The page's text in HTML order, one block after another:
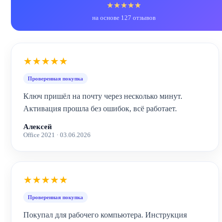
★★★★★
на основе 127 отзывов
★★★★★
Проверенная покупка
Ключ пришёл на почту через несколько минут.
Активация прошла без ошибок, всё работает.
Алексей
Office 2021 · 03.06.2026
★★★★★
Проверенная покупка
Покупал для рабочего компьютера. Инструкция